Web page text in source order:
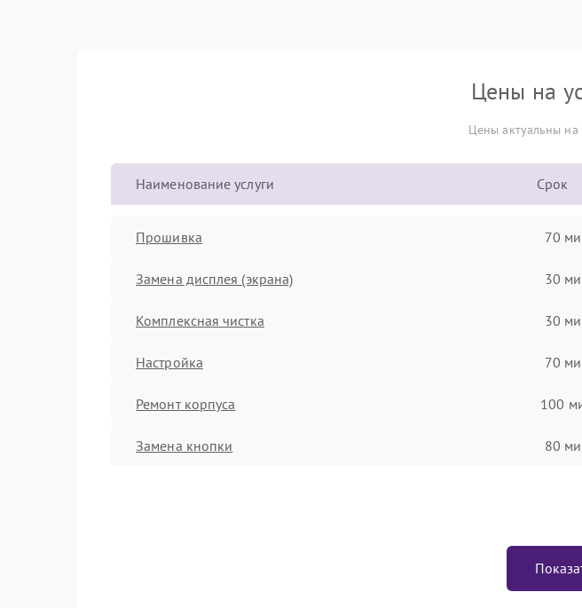
Цены на
Цены актуальны
Наименование услуги Срок
Прошивка 70
Замена дисплея (экрана) 30
Комплексная чистка 30
Настройка 70
Ремонт корпуса 100
Замена кнопки 80